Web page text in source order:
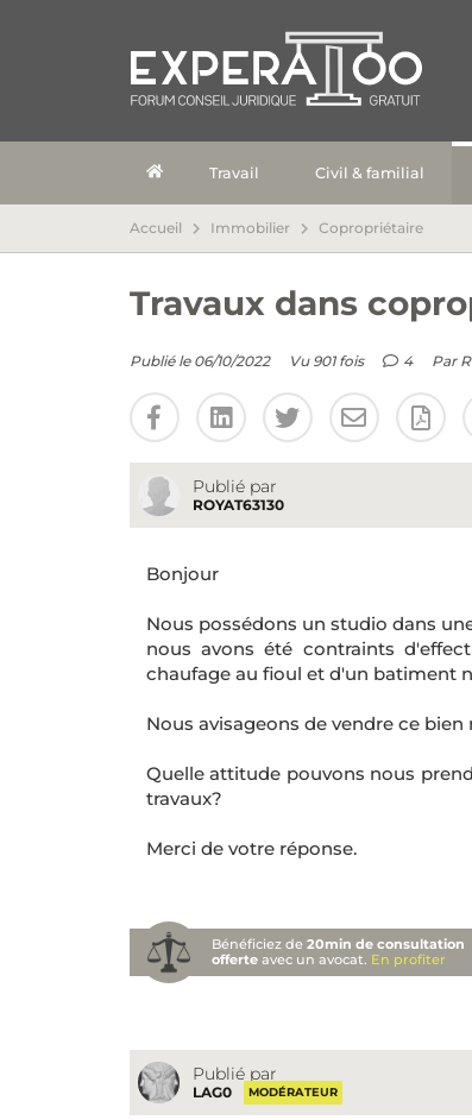
Travail Civil & familial
Accueil Immobilier Copropriétaire
Travaux dans
Publié le 06/10/2022 Vu 901 fois 4 Par
Publié par
ROYAT63130
Bonjour
Nous possédons un studio dans
nous avons été contraints
chaufage au fioul et d'un batiment
Nous avisageons de vendre ce
Quelle attitude pouvons nous
travaux?
Merci de votre réponse.
Bénéficiez de20min de consultation
offerte avec un avocat. En profiter
Publié par
LAG0 MODÉRATEUR